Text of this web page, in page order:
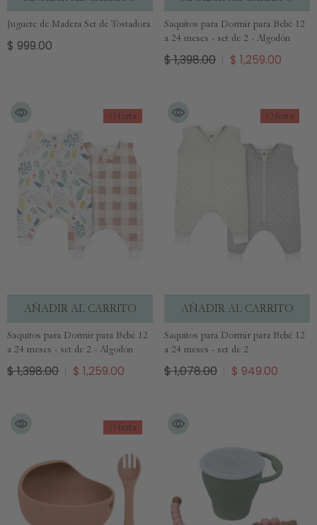
Juguete de Madera Set de Tostadora
$ 999.00
Saquitos para Dormir para Bebé 12
a 24 meses - set de 2 - Algodón
$ 1,398.00 $ 1,259.00
Oferta
AÑADIR AL CARRITO
Saquitos para Dormir para Bebé 12
a 24 meses - set de 2 - Algodón
$ 1,398.00 $ 1,259.00
Oferta
AÑADIR AL CARRITO
Saquitos para Dormir para Bebé 12
a 24 meses - set de 2
$ 1,078.00 $ 949.00
Oferta